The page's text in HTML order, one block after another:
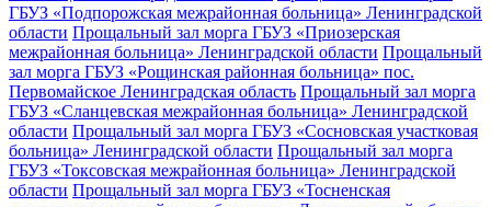
ГБУЗ «Подпорожская межрайонная больница» Ленинградской
области Прощальный зал морга ГБУЗ «Приозерская
межрайонная больница» Ленинградской области Прощальный
зал морга ГБУЗ «Рощинская районная больница» пос.
Первомайское Ленинградская область Прощальный зал морга
ГБУЗ «Сланцевская межрайонная больница» Ленинградской
области Прощальный зал морга ГБУЗ «Сосновская участковая
больница» Ленинградской области Прощальный зал морга
ГБУЗ «Токсовская межрайонная больница» Ленинградской
области Прощальный зал морга ГБУЗ «Тосненская